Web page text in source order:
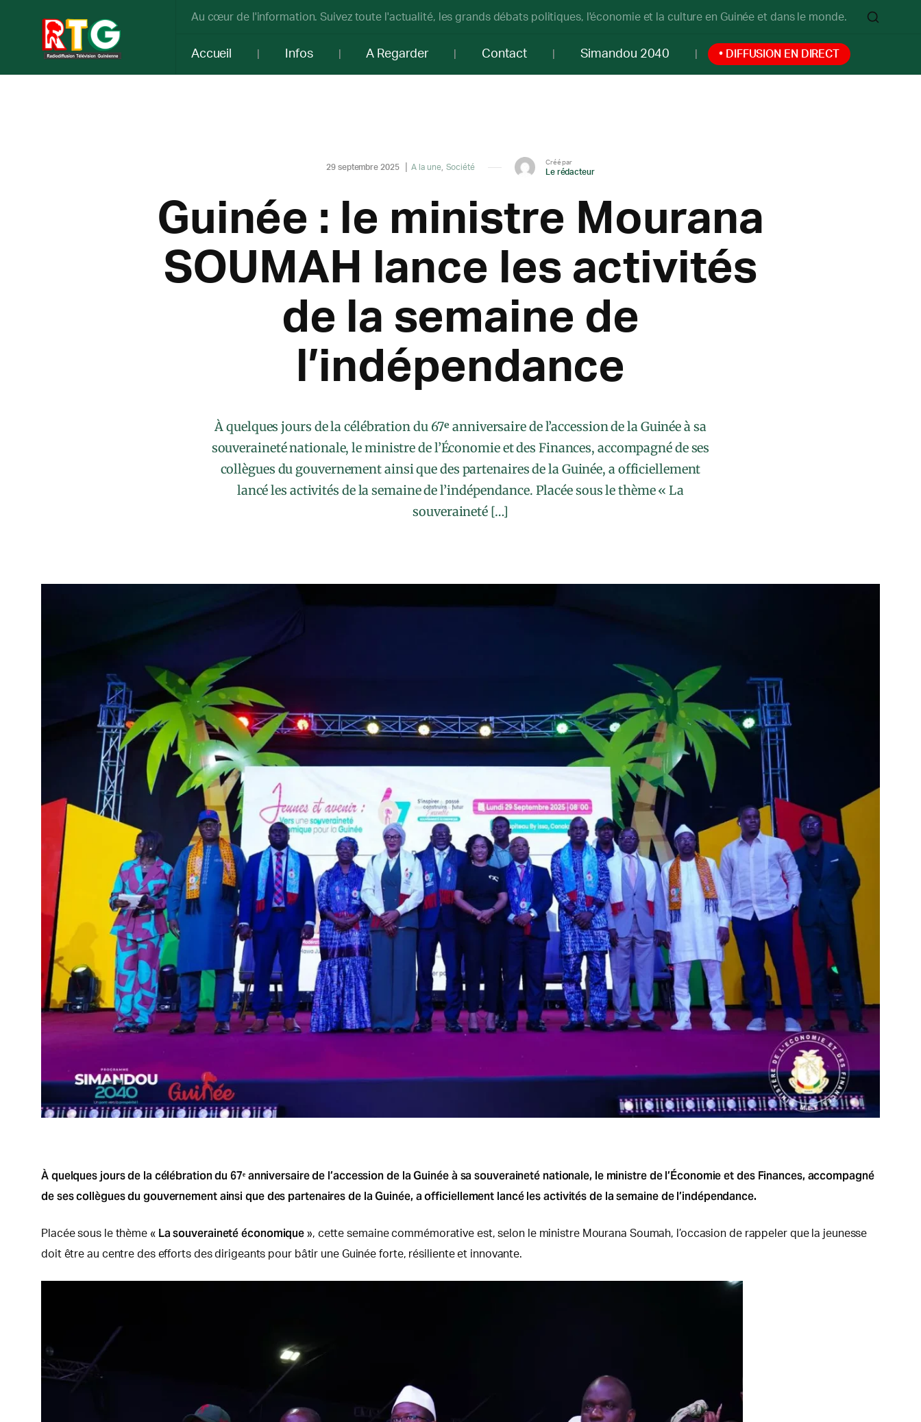
Au cœur de l'information. Suivez toute l'actualité, les grands débats politiques, l'économie et la culture en Guinée et dans le monde.
Accueil Infos A Regarder Contact Simandou 2040 • DIFFUSION EN DIRECT
29 septembre 2025 A la une Société
Créé par
Le rédacteur
Guinée : le ministre Mourana
SOUMAH lance les activités
de la semaine de
l’indépendance
À quelques jours de la célébration du 67ᵉ anniversaire de l’accession de la Guinée à sa
souveraineté nationale, le ministre de l’Économie et des Finances, accompagné de ses
collègues du gouvernement ainsi que des partenaires de la Guinée, a officiellement
lancé les activités de la semaine de l’indépendance. Placée sous le thème « La
souveraineté […]
À quelques jours de la célébration du 67ᵉ anniversaire de l’accession de la Guinée à sa souveraineté nationale, le ministre de l’Économie et des Finances, accompagné
de ses collègues du gouvernement ainsi que des partenaires de la Guinée, a officiellement lancé les activités de la semaine de l’indépendance.
Placée sous le thème « La souveraineté économique », cette semaine commémorative est, selon le ministre Mourana Soumah, l’occasion de rappeler que la jeunesse
doit être au centre des efforts des dirigeants pour bâtir une Guinée forte, résiliente et innovante.